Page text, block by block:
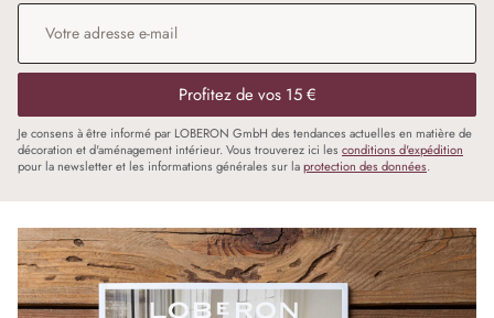
Adresse e-mail
Profitez de vos 15 €
Je consens à être informé par LOBERON GmbH des tendances actuelles en matière de
décoration et d'aménagement intérieur. Vous trouverez ici les conditions d'expédition
pour la newsletter et les informations générales sur laprotection des données.